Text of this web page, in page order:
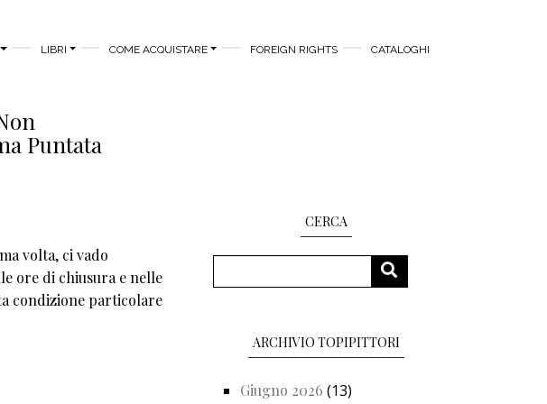
LIBRI COME ACQUISTARE FOREIGN RIGHTS CATALOGHI
Puntata
volta, ci vado
ore di chiusura e nelle
condizione particolare
CERCA
CERCA
ARCHIVIO TOPIPITTORI
Giugno 2026 (13)